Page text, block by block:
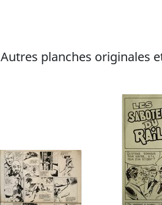
Autres planches originales